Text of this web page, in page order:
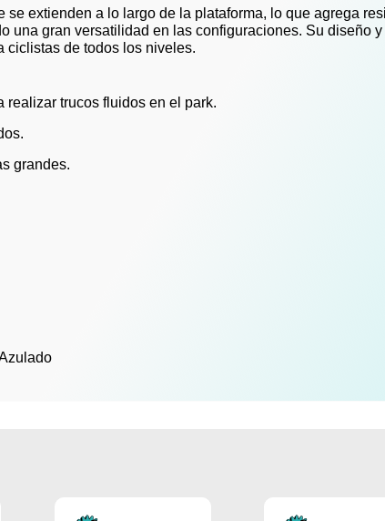
extienden a lo largo de la plataforma, lo que agrega
una gran versatilidad en las configuraciones. Su diseño
ciclistas de todos los niveles.
realizar trucos fluidos en el park.
grandes.